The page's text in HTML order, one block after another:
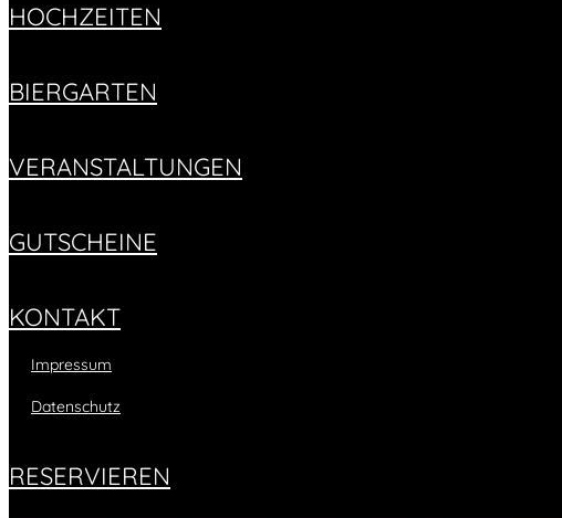
HOCHZEITEN
BIERGARTEN
VERANSTALTUNGEN
GUTSCHEINE
KONTAKT
Impressum
Datenschutz
RESERVIEREN